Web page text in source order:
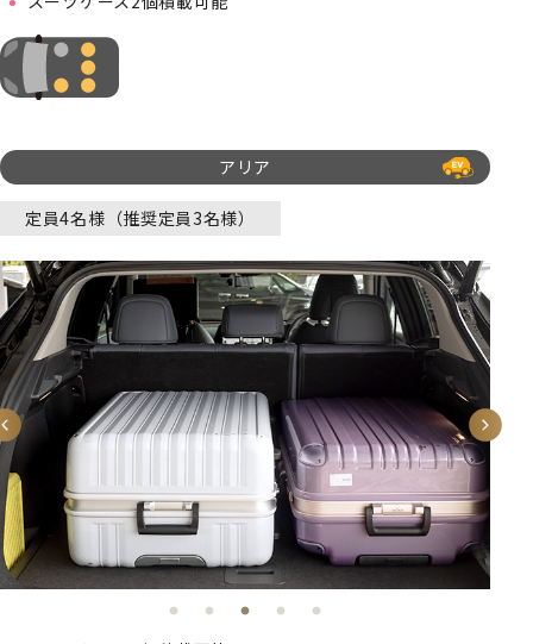
アリア
定員4名様（推奨定員3名様）